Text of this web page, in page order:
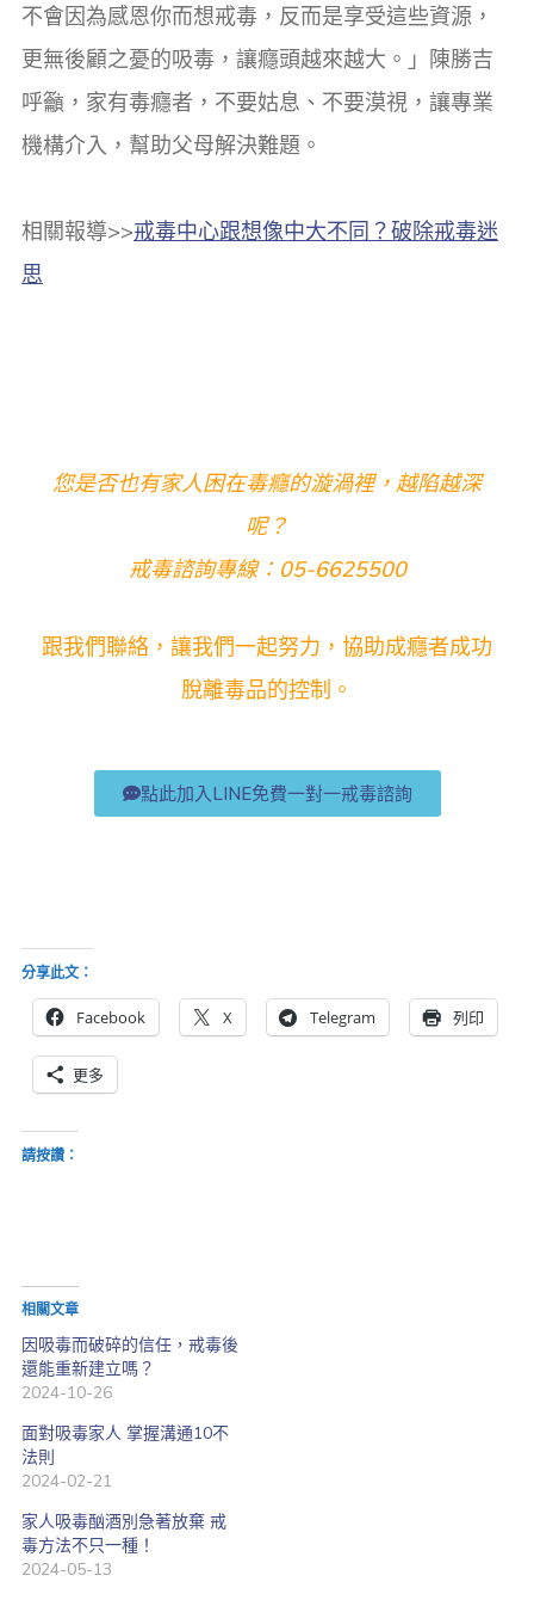
不會因為感恩你而想戒毒，反而是享受這些資源，
更無後顧之憂的吸毒，讓癮頭越來越大。」陳勝吉
呼籲，家有毒癮者，不要姑息、不要漠視，讓專業
機構介入，幫助父母解決難題。
相關報導>>戒毒中心跟想像中大不同？破除戒毒迷
思
您是否也有家人困在毒癮的漩渦裡，越陷越深
呢？
戒毒諮詢專線：05-6625500
跟我們聯絡，讓我們一起努力，協助成癮者成功
脫離毒品的控制。
點此加入LINE免費一對一戒毒諮詢
分享此文：
Facebook X Telegram 列印
更多
請按讚：
相關文章
因吸毒而破碎的信任，戒毒後
還能重新建立嗎？
2024-10-26
面對吸毒家人 掌握溝通10不
法則
2024-02-21
家人吸毒酗酒別急著放棄 戒
毒方法不只一種！
2024-05-13